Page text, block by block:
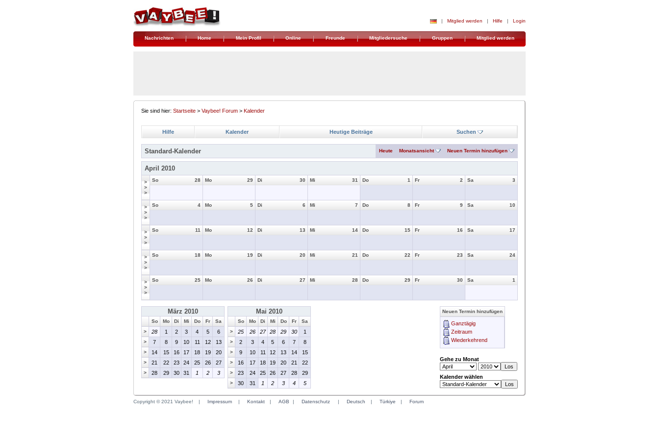
| Mitglied werden | Hilfe | Login
Nachrichten Home Mein Profil Online Freunde Mitgliedersuche Gruppen Mitglied werden
Sie sind hier: Startseite > Vaybee! Forum > Kalender
Hilfe Kalender Heutige Beiträge Suchen
Standard-Kalender Heute Monatsansicht Neuen Termin hinzufügen
April 2010
>
>
>
28
So 29
Mo 30
Di 31
Mi 1
Do 2
Fr 3
Sa
>
>
>
4
So 5
Mo 6
Di 7
Mi 8
Do 9
Fr 10
Sa
>
>
>
11
So 12
Mo 13
Di 14
Mi 15
Do 16
Fr 17
Sa
>
>
>
18
So 19
Mo 20
Di 21
Mi 22
Do 23
Fr 24
Sa
>
>
>
25
So 26
Mo 27
Di 28
Mi 29
Do 30
Fr 1
Sa
März 2010
So Mo Di Mi Do Fr
Sa
>
28 1 2 3 4 5 6
> 7 8 9 10 11 12 13
> 14 15 16 17 18 19 20
> 21 22 23 24 25 26 27
> 28 29 30 31 1 2 3
Mai 2010
So Mo Di Mi Do Fr
Sa
>
25 26 27 28 29 30 1
> 2 3 4 5 6 7 8
> 9 10 11 12 13 14 15
> 16 17 18 19 20 21 22
> 23 24 25 26 27 28 29
> 30 31 1 2 3 4 5
Neuen Termin hinzufügen
Ganztägig
Zeitraum
Wiederkehrend
Gehe zu Monat
Kalender wählen
Copyright © 2021 Vaybee! | Impressum | Kontakt | AGB | Datenschutz | Deutsch | Türkiye | Forum